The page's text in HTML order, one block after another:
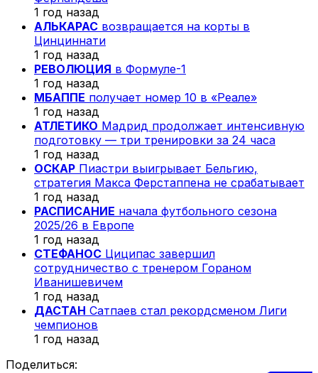
1 год назад
АЛЬКАРАС возвращается на корты в
Цинциннати
1 год назад
РЕВОЛЮЦИЯ в Формуле-1
1 год назад
МБАППЕ получает номер 10 в «Реале»
1 год назад
АТЛЕТИКО Мадрид продолжает интенсивную
подготовку — три тренировки за 24 часа
1 год назад
ОСКАР Пиастри выигрывает Бельгию,
стратегия Макса Ферстаппена не срабатывает
1 год назад
РАСПИСАНИЕ начала футбольного сезона
2025/26 в Европе
1 год назад
СТЕФАНОС Циципас завершил
сотрудничество с тренером Гораном
Иванишевичем
1 год назад
ДАСТАН Сатпаев стал рекордсменом Лиги
чемпионов
1 год назад
Поделиться: